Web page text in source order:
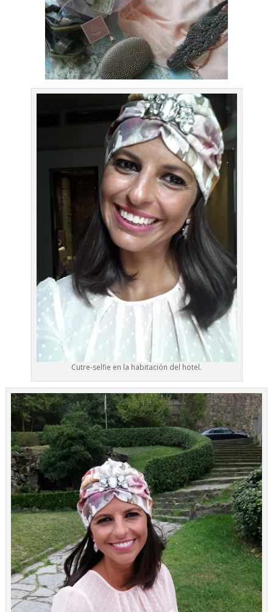
Cutre-selfie en la habitación del hotel.